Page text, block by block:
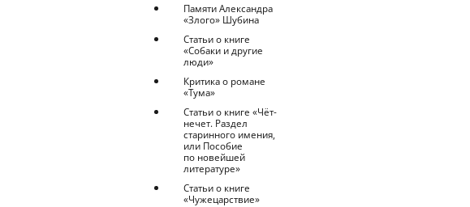
Памяти Александра
«Злого» Шубина
Статьи о книге
«Собаки и другие
люди»
Критика о романе
«Тума»
Статьи о книге «Чёт-
нечет. Раздел
старинного имения,
или Пособие
по новейшей
литературе»
Статьи о книге
«Чужецарствие»